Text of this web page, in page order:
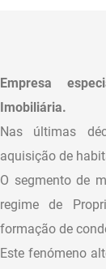
Empresa
Imobiliária.
Nas últimas
aquisição de
O segmento de
regime de
formação de
Este fenómeno